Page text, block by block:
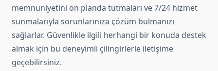
memnuniyetini ön planda tutmaları ve 7/24 hizmet
sunmalarıyla sorunlarınıza çözüm bulmanızı
sağlarlar. Güvenlikle ilgili herhangi bir konuda destek
almak için bu deneyimli çilingirlerle iletişime
geçebilirsiniz.